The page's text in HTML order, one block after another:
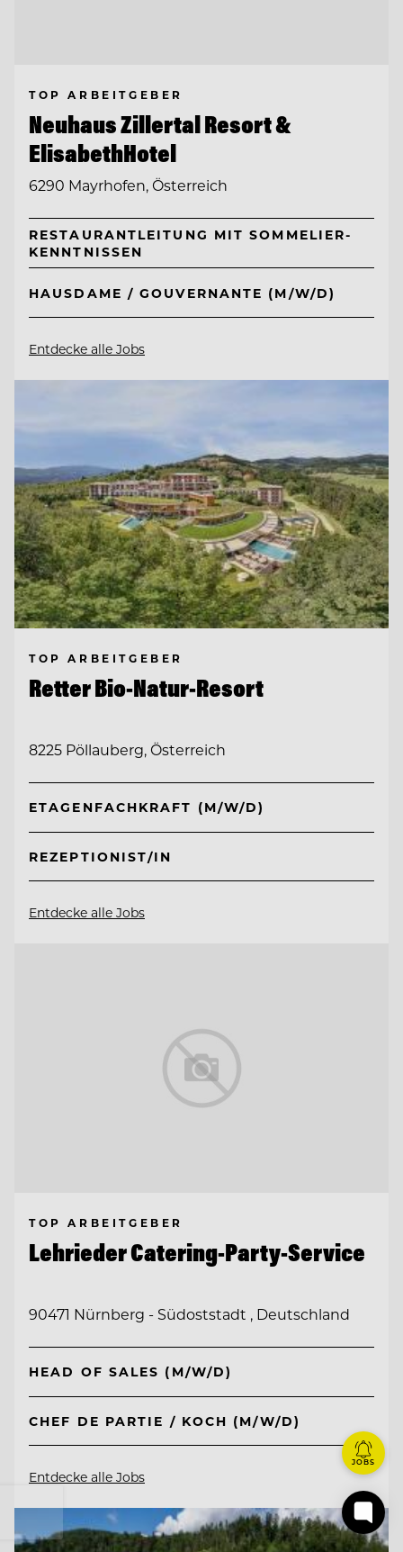
TOP ARBEITGEBER
Neuhaus Zillertal Resort &
ElisabethHotel
6290 Mayrhofen, Österreich
RESTAURANTLEITUNG MIT SOMMELIER-
KENNTNISSEN
HAUSDAME / GOUVERNANTE (M/W/D)
Entdecke alle Jobs
TOP ARBEITGEBER
Retter Bio-Natur-Resort
8225 Pöllauberg, Österreich
ETAGENFACHKRAFT (M/W/D)
REZEPTIONIST/IN
Entdecke alle Jobs
TOP ARBEITGEBER
Lehrieder Catering-Party-Service
90471 Nürnberg - Südoststadt , Deutschland
HEAD OF SALES (M/W/D)
CHEF DE PARTIE / KOCH (M/W/D)
Entdecke alle Jobs
JOBS